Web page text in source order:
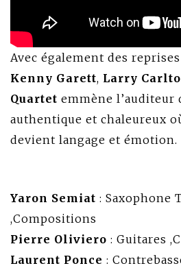
Avec également des
Kenny Garett, Larry
Quartet emmène l’auditeur
authentique et chaleureux
devient langage et émotion.
Yaron Semiat : Saxophone
,Compositions
Pierre Oliviero : Guitares
Laurent Ponce :